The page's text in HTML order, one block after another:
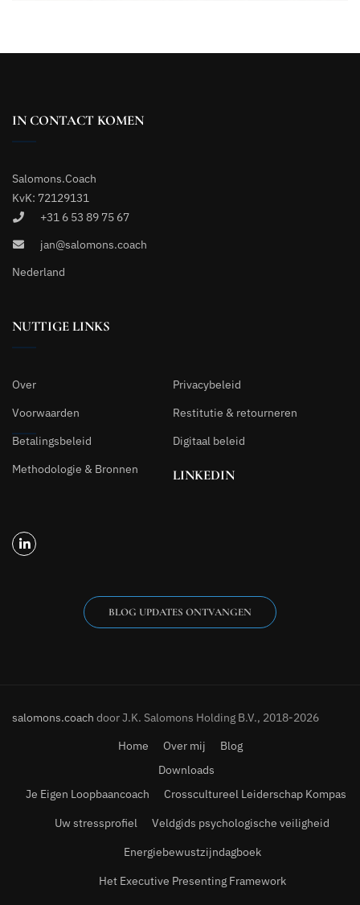
IN CONTACT KOMEN
Salomons.Coach
KvK: 72129131
+31 6 53 89 75 67
jan@salomons.coach
Nederland
NUTTIGE LINKS
Over
Privacybeleid
Voorwaarden
Restitutie & retourneren
Betalingsbeleid
Digitaal beleid
Methodologie & Bronnen
LINKEDIN
BLOG UPDATES ONTVANGEN
salomons.coach door J.K. Salomons Holding B.V., 2018-2026
Home
Over mij
Blog
Downloads
Je Eigen Loopbaancoach
Crosscultureel Leiderschap Kompas
Uw stressprofiel
Veldgids psychologische veiligheid
Energiebewustzijndagboek
Het Executive Presenting Framework